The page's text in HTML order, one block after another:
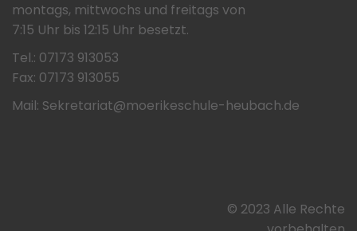
montags, mittwochs und freitags von
7:15 Uhr bis 12:15 Uhr besetzt.
Tel.: 07173 913053
Fax: 07173 913055
Mail: Sekretariat@moerikeschule-heubach.de
© 2023 Alle Rechte